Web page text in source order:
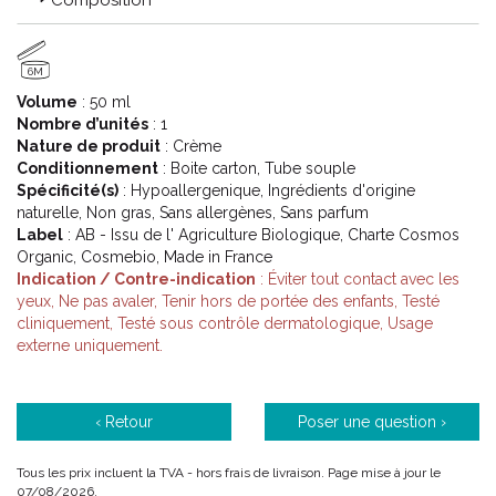
3000 crèches.
Code ACL : 6237968
Code EAN : 3361370793211
6M
Volume : 50 ml
Nombre d’unités : 1
Nature de produit : Crème
Conditionnement : Boite carton, Tube souple
Spécificité(s) : Hypoallergenique, Ingrédients d'origine
naturelle, Non gras, Sans allergènes, Sans parfum
Label : AB - Issu de l' Agriculture Biologique, Charte Cosmos
Organic, Cosmebio, Made in France
Indication / Contre-indication : Éviter tout contact avec les
yeux, Ne pas avaler, Tenir hors de portée des enfants, Testé
cliniquement, Testé sous contrôle dermatologique, Usage
externe uniquement.
‹ Retour Poser une question ›
Tous les prix incluent la TVA - hors frais de livraison. Page mise à jour le
07/08/2026.